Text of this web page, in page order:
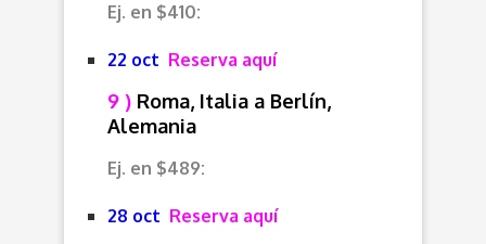
Ej. en $410:
22 oct Reserva aquí
9 ) Roma, Italia a Berlín,
Alemania
Ej. en $489:
28 oct Reserva aquí